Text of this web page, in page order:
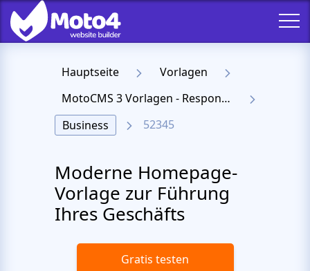
Hauptseite
Vorlagen
MotoCMS 3 Vorlagen - Responsive Templates für Website
Business
52345
Moderne Homepage-
Vorlage zur Führung
Ihres Geschäfts
Gratis testen